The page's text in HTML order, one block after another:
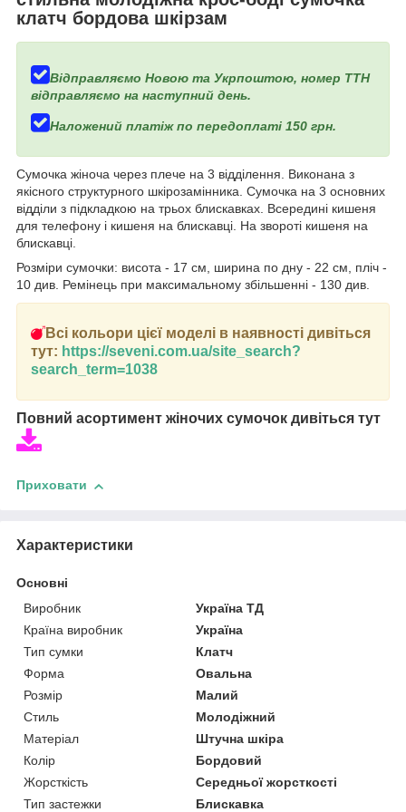
клатч бордова шкірзам
Відправляємо Новою та Укрпоштою, номер ТТН
відправляємо на наступний день.
Наложений платіж по передоплаті 150 грн.
Сумочка жіноча через плече на 3 відділення. Виконана з
якісного структурного шкірозамінника. Сумочка на 3 основних
відділи з підкладкою на трьох блискавках. Всередині кишеня
для телефону і кишеня на блискавці. На звороті кишеня на
блискавці.
Розміри сумочки: висота - 17 см, ширина по дну - 22 см, пліч -
10 див. Ремінець при максимальному збільшенні - 130 див.
Всі кольори цієї моделі в наявності дивіться
тут: https://seveni.com.ua/site_search?
search_term=1038
Повний асортимент жіночих сумочок дивіться тут
Приховати
Характеристики
Основні
Виробник
Україна ТД
Країна виробник
Україна
Тип сумки
Клатч
Форма
Овальна
Розмір
Малий
Стиль
Молодіжний
Матеріал
Штучна шкіра
Колір
Бордовий
Жорсткість
Середньої жорсткості
Тип застежки
Блискавка